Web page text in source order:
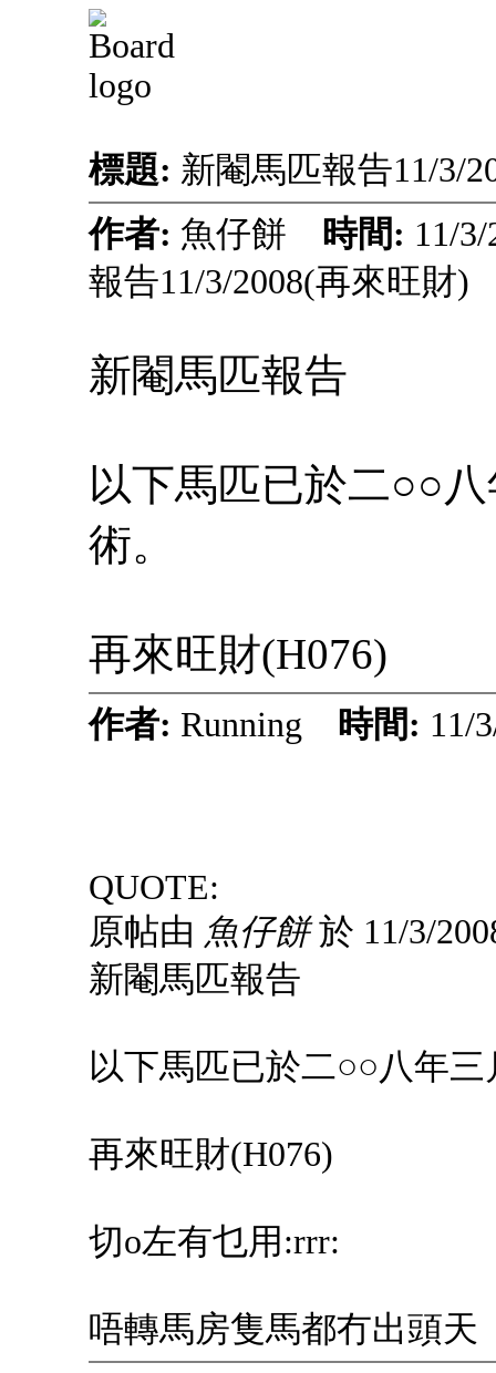
標題: 新閹馬匹報告11/3/
作者: 魚仔餅 時間: 11/
報告11/3/2008(再來旺財)
新閹馬匹報告
以下馬匹已於二○○
術。
再來旺財(H076)
作者: Running 時間: 11/
QUOTE:
原帖由 魚仔餅於 11/3/
新閹馬匹報告
以下馬匹已於二○○八年
再來旺財(H076)
切o左有乜用:rrr:
唔轉馬房隻馬都冇出頭天